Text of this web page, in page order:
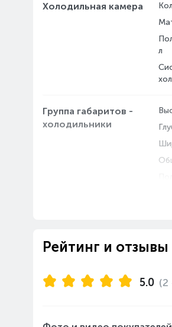
Холодильная камера
л
Группа габаритов -
холодильники
Рейтинг и отзывы
5.0 (2